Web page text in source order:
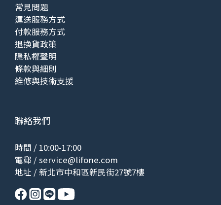
常見問題
運送服務方式
付款服務方式
退換貨政策
隱私權聲明
條款與細則
維修與技術支援
聯絡我們
時間 / 10:00-17:00
電郵 /service@lifone.com
地址 / 新北市中和區新民街27號7樓